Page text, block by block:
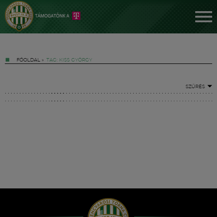
FŐOLDAL » TAG: KISS GYÖRGY
SZŰRÉS
Hírek